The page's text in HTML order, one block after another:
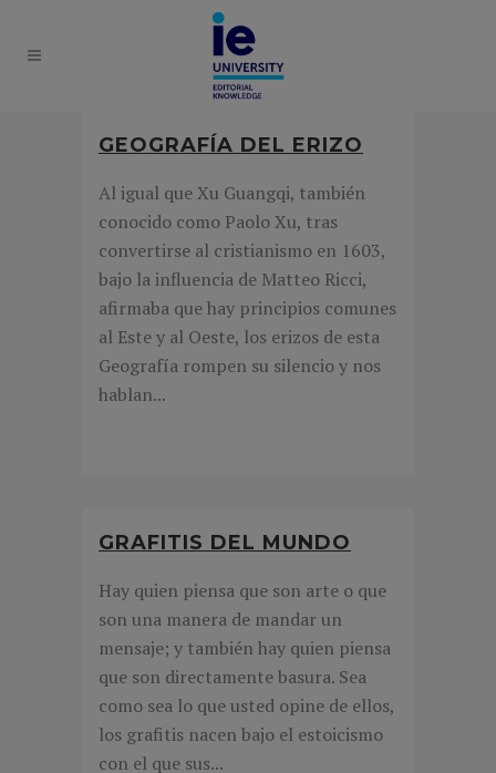
GEOGRAFÍA DEL ERIZO
Al igual que Xu Guangqi, también
conocido como Paolo Xu, tras
convertirse al cristianismo en 1603,
bajo la influencia de Matteo Ricci,
afirmaba que hay principios comunes
al Este y al Oeste, los erizos de esta
Geografía rompen su silencio y nos
hablan...
GRAFITIS DEL MUNDO
Hay quien piensa que son arte o que
son una manera de mandar un
mensaje; y también hay quien piensa
que son directamente basura. Sea
como sea lo que usted opine de ellos,
los grafitis nacen bajo el estoicismo
con el que sus...